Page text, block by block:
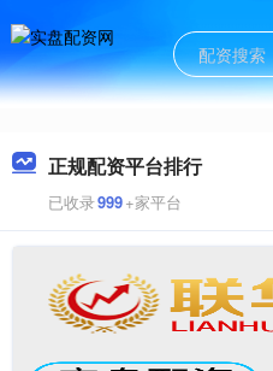
正规配资平台排行
已收录999+家平台